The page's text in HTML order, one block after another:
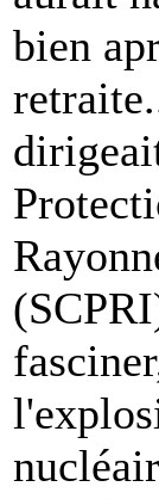
bien